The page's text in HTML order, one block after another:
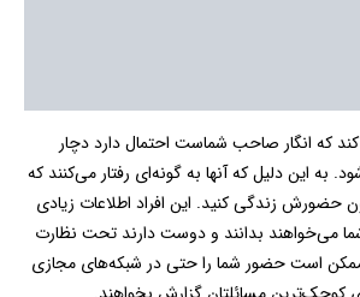
کند که انگار صاحب شماست احتمال دارد دچار
به این دلیل که آنها به گونه‌ای رفتار می‌کنند که
حضورش زندگی کنید. این افراد اطلاعات زیادی
می‌خواهند بدانند و دوست دارند تحت نظارت
ممکن است حضور شما را حتی در شبکه‌های مجازی